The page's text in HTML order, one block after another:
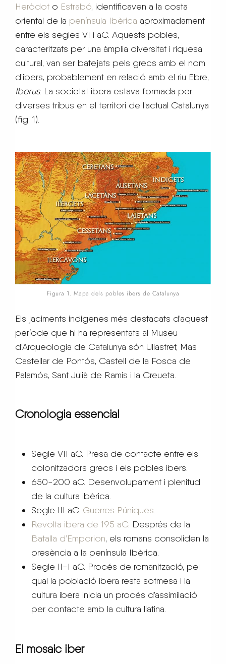
Heròdot o Estrabó, identificaven a la costa
oriental de la península Ibèrica aproximadament
entre els segles VI i aC. Aquests pobles,
caracteritzats per una àmplia diversitat i riquesa
cultural, van ser batejats pels grecs amb el nom
d’ibers, probablement en relació amb el riu Ebre,
Iberus. La societat ibera estava formada per
diverses tribus en el territori de l’actual Catalunya
(fig. 1).
Figura 1. Mapa dels pobles ibers de Catalunya
Els jaciments indígenes més destacats d’aquest
període que hi ha representats al Museu
d’Arqueologia de Catalunya són Ullastret, Mas
Castellar de Pontós, Castell de la Fosca de
Palamós, Sant Julià de Ramis i la Creueta.
Cronologia essencial
Segle VII aC. Presa de contacte entre els
colonitzadors grecs i els pobles ibers.
650-200 aC. Desenvolupament i plenitud
de la cultura ibèrica.
Segle III aC. Guerres Púniques
Revolta ibera de 195 aC . Després de la
Batalla d’Emporion, els romans consoliden la
presència a la península Ibèrica.
Segle II-I aC. Procés de romanització, pel
qual la població ibera resta sotmesa i la
cultura ibera inicia un procés d’assimilació
per contacte amb la cultura llatina.
El mosaic iber